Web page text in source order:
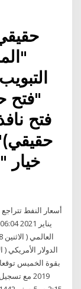
"فتح
فتح
خيار
بقوة الخميس
2019 مع